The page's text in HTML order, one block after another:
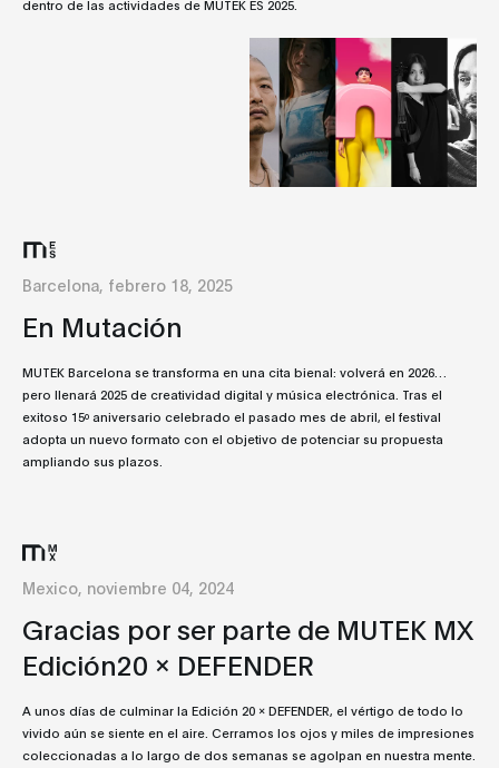
dentro de las actividades de MUTEK ES 2025.
Barcelona, febrero 18, 2025
En Mutación
MUTEK Barcelona se transforma en una cita bienal: volverá en 2026…
pero llenará 2025 de creatividad digital y música electrónica. Tras el
exitoso 15º aniversario celebrado el pasado mes de abril, el festival
adopta un nuevo formato con el objetivo de potenciar su propuesta
ampliando sus plazos.
Mexico, noviembre 04, 2024
Gracias por ser parte de MUTEK MX
Edición20 x DEFENDER
A unos días de culminar la Edición 20 x DEFENDER, el vértigo de todo lo
vivido aún se siente en el aire. Cerramos los ojos y miles de impresiones
coleccionadas a lo largo de dos semanas se agolpan en nuestra mente.